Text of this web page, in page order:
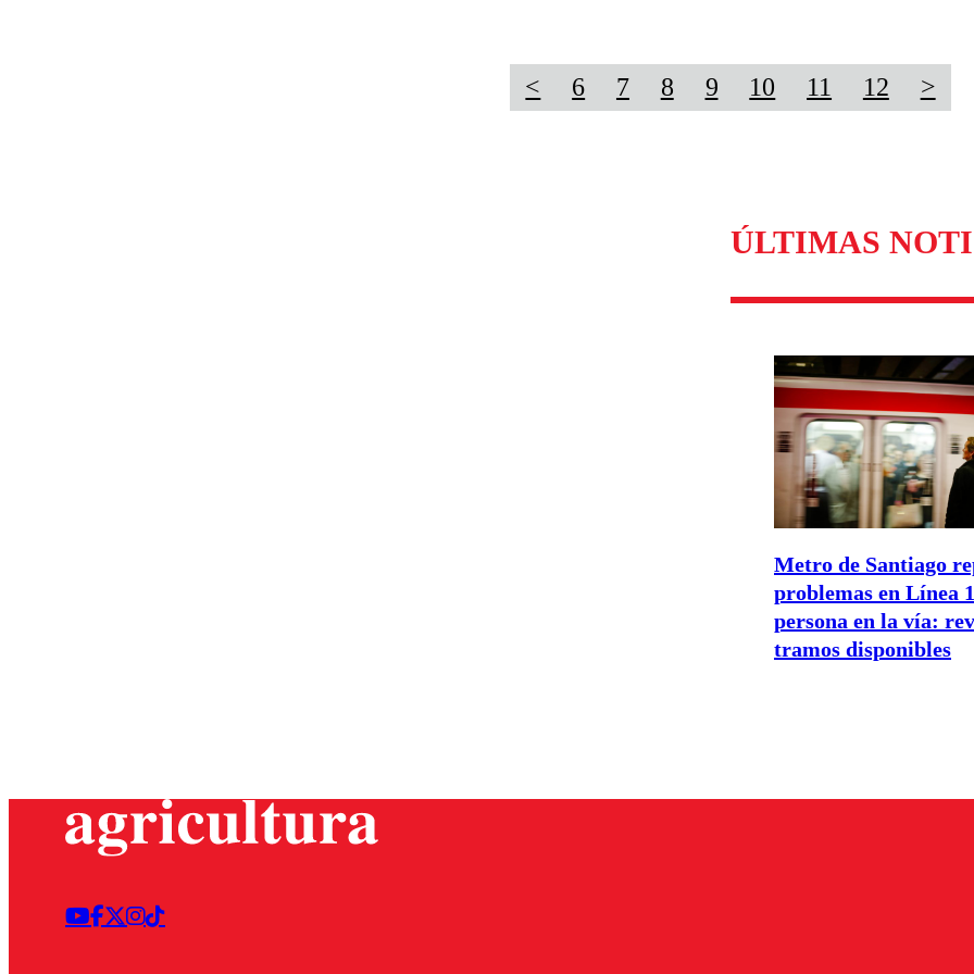
< 6 7 8 9 10 11 12 >
ÚLTIMAS
Metro de Santiago
problemas en Línea
persona en la vía:
tramos disponibles